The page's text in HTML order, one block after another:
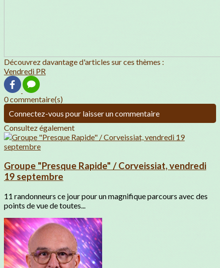
Découvrez davantage d'articles sur ces thèmes :
Vendredi PR
0 commentaire(s)
Connectez-vous pour laisser un commentaire
Consultez également
Groupe "Presque Rapide" / Corveissiat, vendredi
19 septembre
11 randonneurs ce jour pour un magnifique parcours avec des
points de vue de toutes...